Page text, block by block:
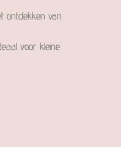
ontdekken van
voor kleine